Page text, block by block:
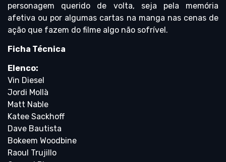
personagem querido de volta, seja pela memória
afetiva ou por algumas cartas na manga nas cenas de
ação que fazem do filme algo não sofrível.
Ficha Técnica
Elenco:
Vin Diesel
Jordi Mollà
Matt Nable
Katee Sackhoff
Dave Bautista
Bokeem Woodbine
Raoul Trujillo